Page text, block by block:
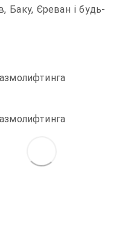
Баку, Єреван і будь-